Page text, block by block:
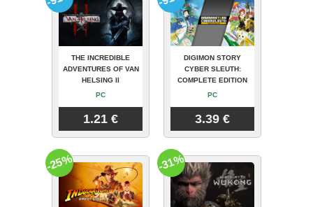
THE INCREDIBLE
ADVENTURES OF VAN
HELSING II
PC
1.21 €
DIGIMON STORY
CYBER SLEUTH:
COMPLETE EDITION
PC
3.39 €
-25% -31%